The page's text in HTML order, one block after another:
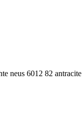
neus 6012 82 antracite